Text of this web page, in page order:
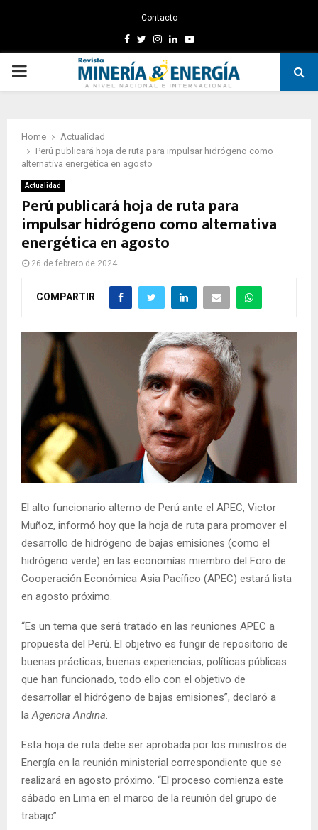
Contacto
Facebook
TwitterInstagram
LinkedinYoutube
PRIMARY
Home
Actualidad
Perú publicará hoja de ruta para impulsar hidrógeno como
alternativa energética en agosto
Actualidad
Perú publicará hoja de ruta para
impulsar hidrógeno como alternativa
energética en agosto
26 de febrero de 2024
COMPARTIR
El alto funcionario alterno de Perú ante el APEC, Victor
Muñoz, informó hoy que la hoja de ruta para promover el
desarrollo de hidrógeno de bajas emisiones (como el
hidrógeno verde) en las economías miembro del Foro de
Cooperación Económica Asia Pacífico (APEC) estará lista
en agosto próximo.
“Es un tema que será tratado en las reuniones APEC a
propuesta del Perú. El objetivo es fungir de repositorio de
buenas prácticas, buenas experiencias, políticas públicas
que han funcionado, todo ello con el objetivo de
desarrollar el hidrógeno de bajas emisiones”, declaró a
laAgencia Andina.
Esta hoja de ruta debe ser aprobada por los ministros de
Energía en la reunión ministerial correspondiente que se
realizará en agosto próximo. “El proceso comienza este
sábado en Lima en el marco de la reunión del grupo de
trabajo”.